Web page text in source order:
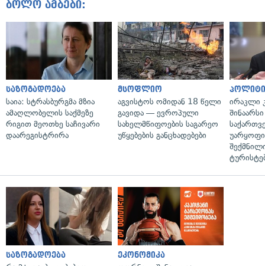
ბოლო ამბები:
საზოგადოება
საია: სტრასბურგმა მზია
ამაღლობელის საქმეზე
რიგით მეოთხე საჩივარი
დაარეგისტრირა
მსოფლიო
აგვისტოს ომიდან 18 წელი
გავიდა — ევროპული
სახელმწიფოების საგარეო
უწყებების განცხადებები
ირაკლი
საზოგადოება ეკონომიკა